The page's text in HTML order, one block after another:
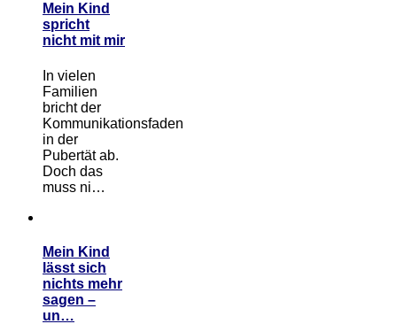
Mein Kind
spricht
nicht mit mir
In vielen
Familien
bricht der
Kommunikationsfaden
in der
Pubertät ab.
Doch das
muss ni…
Mein Kind
lässt sich
nichts mehr
sagen –
un…